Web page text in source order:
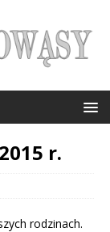
r.
rodzinach.